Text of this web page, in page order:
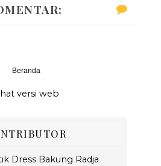
Beranda
versi web
Dress Bakung Radja